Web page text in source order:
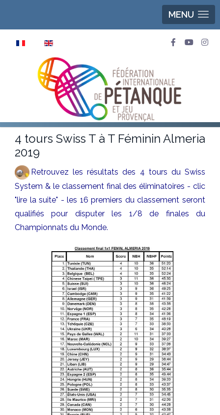
MENU
4 tours Swiss T à T Féminin Almeria
2019
Retrouvez les résultats des 4 tours du Swiss
System & le classement final des éliminatoires - clic
"lire la suite" - les 16 premiers du classement seront
qualifiés pour disputer les 1/8 de finales du
Championnats du Monde.